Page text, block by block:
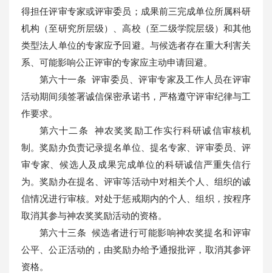
得担任评审专家或评审委员；成果前三完成单位所属科研
机构（至研究所层级）、高校（至二级学院层级）和其他
类型法人单位的专家应予回避。与候选者存在重大利害关
系、可能影响公正评审的专家应主动申请回避。
第六十一条 评审委员、评审专家及工作人员在评审
活动期间须签署诚信保密承诺书，严格遵守评审纪律与工
作要求。
第六十二条 神农奖奖励工作实行科研诚信审核机
制。奖励办负责记录提名单位、提名专家、评审委员、评
审专家、候选人及成果完成单位的科研诚信严重失信行
为。奖励办在提名、评审等活动中对相关个人、组织的诚
信情况进行审核。对处于惩戒期内的个人、组织，按程序
取消其参与神农奖奖励活动的资格。
第六十三条 候选者进行可能影响神农奖提名和评审
公平、公正活动的，由奖励办给予通报批评，取消其参评
资格。